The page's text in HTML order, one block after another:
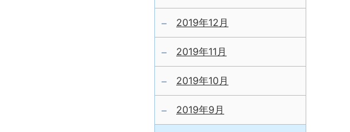
2019年12月
2019年11月
2019年10月
2019年9月